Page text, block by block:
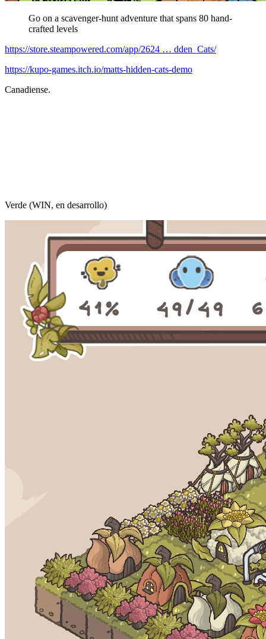
Go on a scavenger-hunt adventure that spans 80 hand-
crafted levels
https://store.steampowered.com/app/2624 … dden_Cats/
https://kupo-games.itch.io/matts-hidden-cats-demo
Canadiense.
Verde (WIN, en desarrollo)